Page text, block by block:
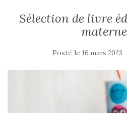
Sélection de livre
Posté le 16 mars 2023